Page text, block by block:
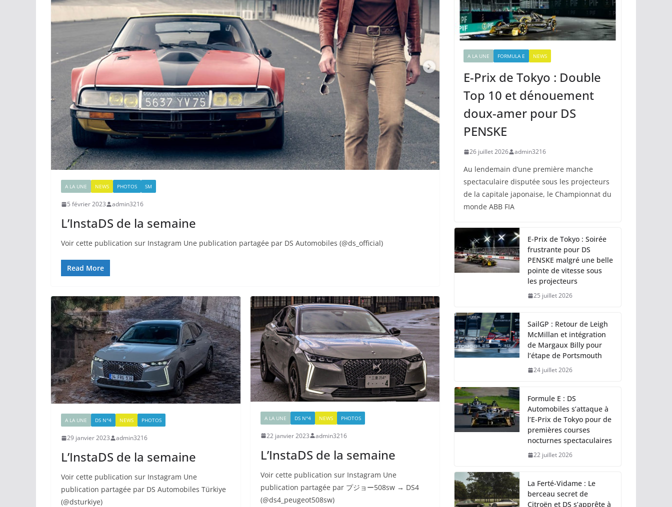
A LA UNE NEWS PHOTOS SM
5 février 2023 admin3216
L’InstaDS de la semaine
Voir cette publication sur Instagram Une publication partagée par DS Automobiles (@ds_official)
Read More
A LA UNE DS N°4 NEWS PHOTOS
29 janvier 2023 admin3216
L’InstaDS de la semaine
Voir cette publication sur Instagram Une
publication partagée par DS Automobiles Türkiye
(@dsturkiye)
A LA UNE DS N°4 NEWS PHOTOS
22 janvier 2023 admin3216
L’InstaDS de la semaine
Voir cette publication sur Instagram Une
publication partagée par プジョー508sw → DS4
(@ds4_peugeot508sw)
A LA UNE FORMULA E NEWS
E-Prix de Tokyo : Double
Top 10 et dénouement
doux-amer pour DS
PENSKE
26 juillet 2026 admin3216
Au lendemain d’une première manche
spectaculaire disputée sous les projecteurs
de la capitale japonaise, le Championnat du
monde ABB FIA
E-Prix de Tokyo : Soirée
frustrante pour DS
PENSKE malgré une belle
pointe de vitesse sous
les projecteurs
25 juillet 2026
SailGP : Retour de Leigh
McMillan et intégration
de Margaux Billy pour
l’étape de Portsmouth
24 juillet 2026
Formule E : DS
Automobiles s’attaque à
l’E-Prix de Tokyo pour de
premières courses
nocturnes spectaculaires
22 juillet 2026
La Ferté-Vidame : Le
berceau secret de
Citroën et DS s’apprête à